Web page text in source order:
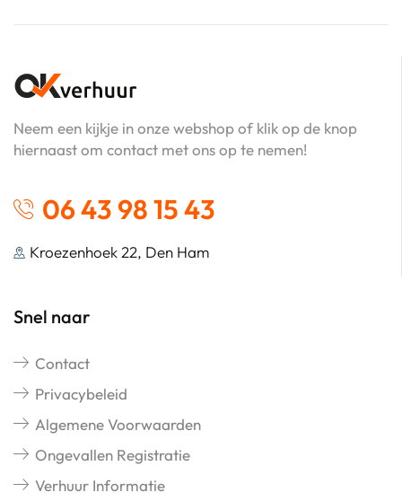
Neem een kijkje in onze webshop of klik op de knop
hiernaast om contact met ons op te nemen!
06 43 98 15 43
Kroezenhoek 22, Den Ham
Snel naar
Contact
Privacybeleid
Algemene Voorwaarden
Ongevallen Registratie
Verhuur Informatie